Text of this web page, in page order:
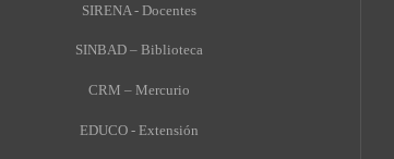
SIRENA - Docentes
SINBAD – Biblioteca
CRM – Mercurio
EDUCO - Extensión